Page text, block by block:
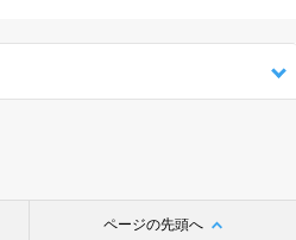
ページの先頭へ